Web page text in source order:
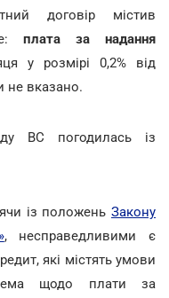
договір містив
плата за надання
у розмірі 0,2% від
не вказано.
ВС погодилась із
із положень Закону
, несправедливими є
які містять умови
щодо плати за